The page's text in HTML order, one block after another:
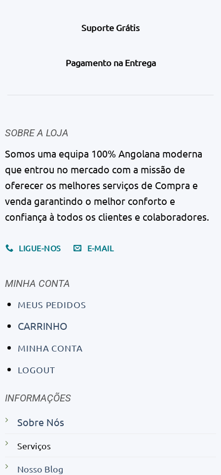
Suporte Grátis
Pagamento na Entrega
SOBRE A LOJA
Somos uma equipa 100% Angolana moderna
que entrou no mercado com a missão de
oferecer os melhores serviços de Compra e
venda garantindo o melhor conforto e
confiança à todos os clientes e colaboradores.
LIGUE-NOS E-MAIL
MINHA CONTA
MEUS PEDIDOS
CARRINHO
MINHA CONTA
LOGOUT
INFORMAÇÕES
Sobre Nós
Serviços
Nosso Blog